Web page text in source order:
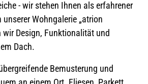
- wir stehen Ihnen als erfahrener
unserer Wohngalerie „atrion
wir Design, Funktionalität und
Dach.
Bemusterung und